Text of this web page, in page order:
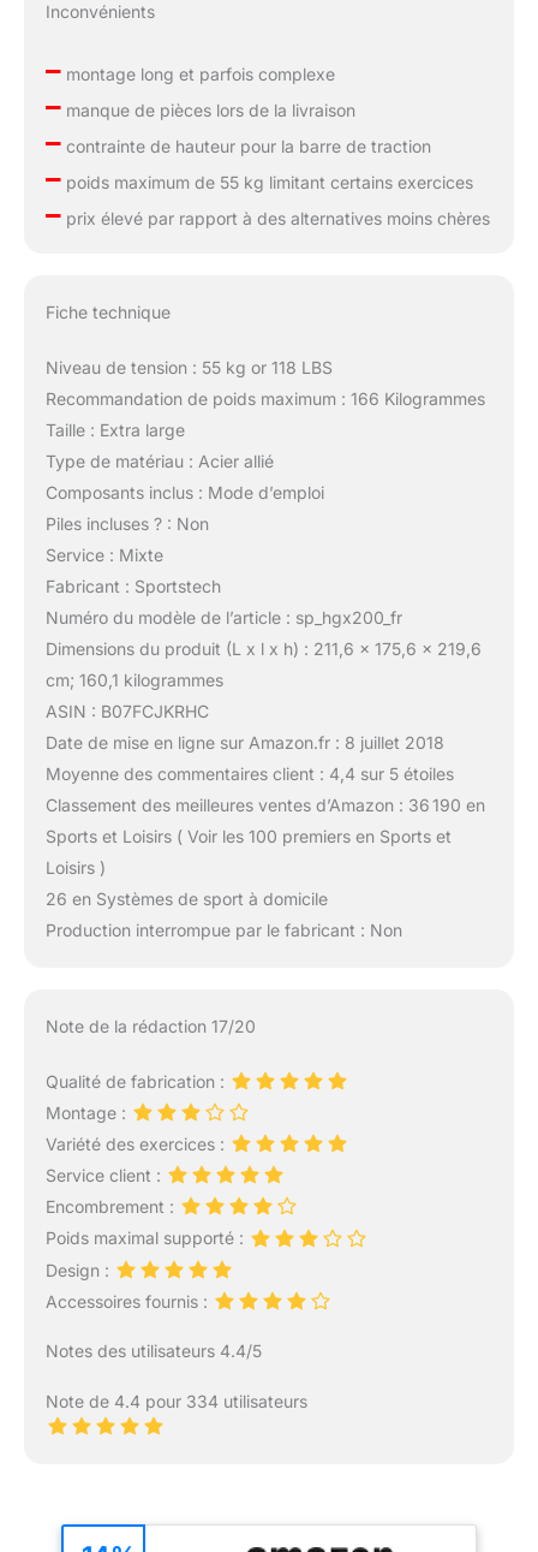
Inconvénients
–montage long et parfois complexe
–manque de pièces lors de la livraison
–contrainte de hauteur pour la barre de traction
–poids maximum de 55 kg limitant certains exercices
–prix élevé par rapport à des alternatives moins chères
Fiche technique
Niveau de tension : 55 kg or 118 LBS
Recommandation de poids maximum : 166 Kilogrammes
Taille : Extra large
Type de matériau : Acier allié
Composants inclus : Mode d’emploi
Piles incluses ? : Non
Service : Mixte
Fabricant : Sportstech
Numéro du modèle de l’article : sp_hgx200_fr
Dimensions du produit (L x l x h) : 211,6 x 175,6 x 219,6
cm; 160,1 kilogrammes
ASIN : B07FCJKRHC
Date de mise en ligne sur Amazon.fr : 8 juillet 2018
Moyenne des commentaires client : 4,4 sur 5 étoiles
Classement des meilleures ventes d’Amazon : 36 190 en
Sports et Loisirs ( Voir les 100 premiers en Sports et
Loisirs )
26 en Systèmes de sport à domicile
Production interrompue par le fabricant : Non
Note de la rédaction 17/20
Qualité de fabrication :
Montage :
Variété des exercices :
Service client :
Encombrement :
Poids maximal supporté :
Design :
Accessoires fournis :
Notes des utilisateurs 4.4/5
Note de 4.4 pour 334 utilisateurs